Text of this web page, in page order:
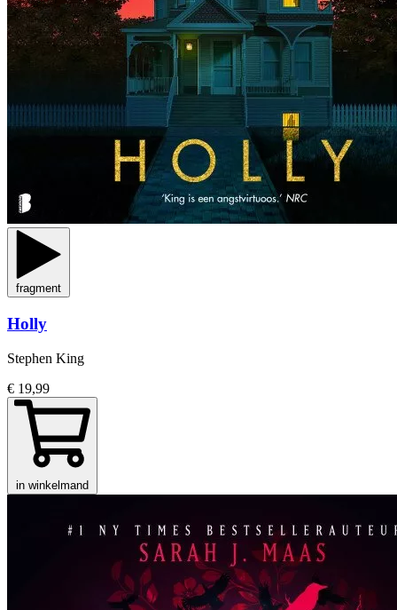
fragment
Holly
Stephen King
€ 19,99
in winkelmand